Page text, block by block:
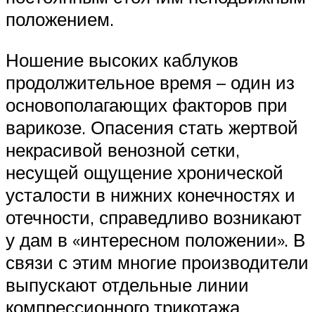
положением.
Ношение высоких каблуков
продолжительное время – один из
основополагающих факторов при
варикозе. Опасения стать жертвой
некрасивой венозной сетки,
несущей ощущение хронической
усталости в нижних конечностях и
отечности, справедливо возникают
у дам в «интересном положении». В
связи с этим многие производители
выпускают отдельные линии
компрессионного трикотажа